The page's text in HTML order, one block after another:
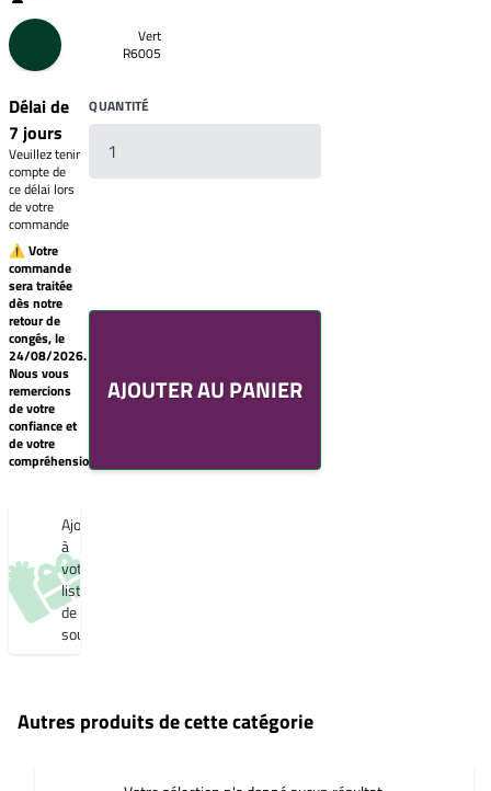
Vert
R6005
Délai de
7 jours
Veuillez tenir
compte de
ce délai lors
de votre
commande
⚠ Votre
commande
sera traitée
dès notre
retour de
congés, le
24/08/2026.
Nous vous
remercions
de votre
confiance et
de votre
compréhension.
QUANTITÉ
AJOUTER AU PANIER
Votre
liste
de
souhaits
Un
produit
0,00€
Créer
une
nouvelle
souhaitsAjouter
à
votre
liste
de
souhaits
Autres produits de cette catégorie